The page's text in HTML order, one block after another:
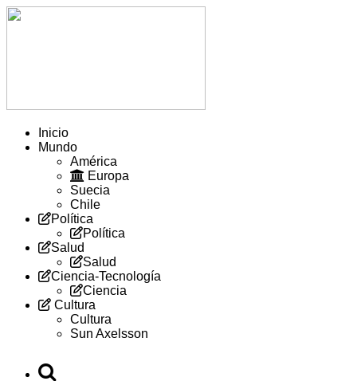
Inicio
Mundo
América
Europa
Suecia
Chile
Política
Política
Salud
Salud
Ciencia-Tecnología
Ciencia
Cultura
Cultura
Sun Axelsson